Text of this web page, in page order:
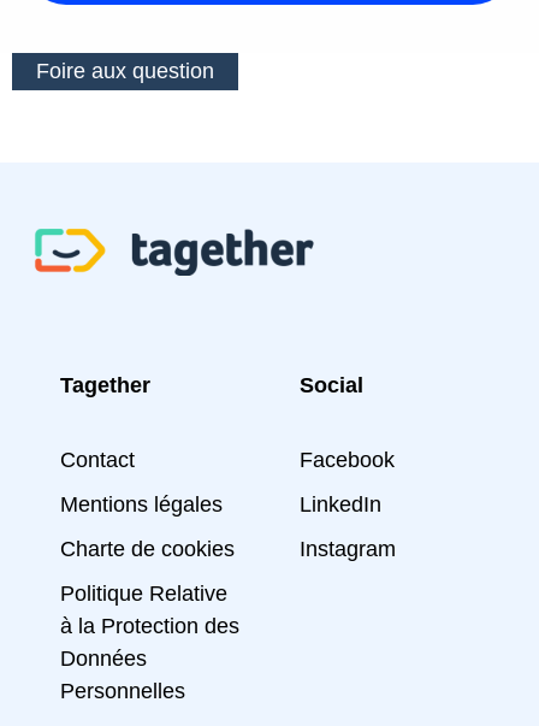
Foire aux question
Tagether
Contact
Mentions légales
Charte de cookies
Politique Relative
à la Protection des
Données
Personnelles
Social
Facebook
LinkedIn
Instagram